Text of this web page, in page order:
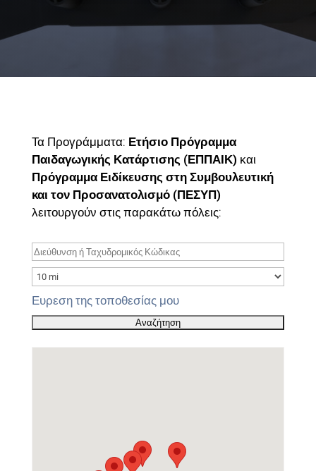
Τα Προγράμματα: Ετήσιο Πρόγραμμα
Παιδαγωγικής Κατάρτισης (ΕΠΠΑΙΚ) και
Πρόγραμμα Ειδίκευσης στη Συμβουλευτική
και τον Προσανατολισμό (ΠΕΣΥΠ)
λειτουργούν στις παρακάτω πόλεις:
Ευρεση της τοποθεσίας μου